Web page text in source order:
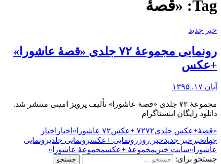
Tag: «قصۀ
خبر جدید
رونمایی مجموعۀ ۷۲ جلدی «قصۀ عاشورا»
+عکس
آبان ۱۷, ۱۳۹۵
مجموعۀ ۷۲ جلدی «قصۀ عاشورا» تألیف پرویز امینی منتشر شد.
دانلود رایگان اینستاگرام
«قصۀ+عکس جلدی ۷۲۷۲ +عکس ۷۲ عاشورا» اخبار اخبار
جهانخبر خبر جدیدخبر روز رونمایی +عکسرونمایی جلدیرونمایی
عاشورا»سایت خبریمجموعۀ +عکسمجموعۀ عاشورا»
جستجو برای: